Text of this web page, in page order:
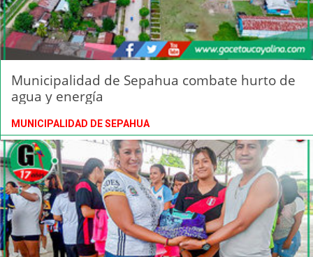
Municipalidad de Sepahua combate hurto de
agua y energía
MUNICIPALIDAD DE SEPAHUA